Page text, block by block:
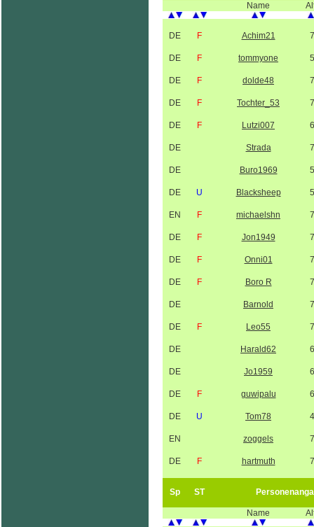
Name
DE F Achim21
DE F tommyone
DE F dolde48
DE F Tochter_53
DE F Lutzi007
DE Strada
DE Buro1969
DE U Blacksheep
EN F michaelshn
DE F Jon1949
DE F Onni01
DE F Boro R
DE Barnold
DE F Leo55
DE Harald62
DE Jo1959
DE F guwipalu
DE U Tom78
EN zoggels
DE F hartmuth
Sp ST
Name